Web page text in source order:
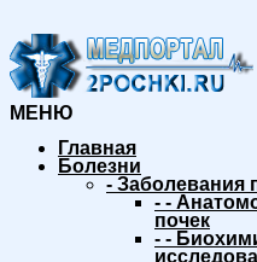
МЕНЮ
Главная
Болезни
- Заболевания
- -
почек
- -